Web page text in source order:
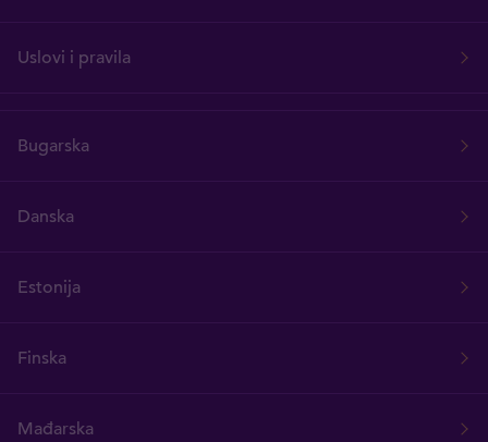
Uslovi i pravila
Bugarska
Danska
Estonija
Finska
Mađarska